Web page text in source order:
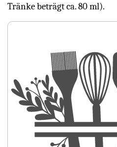
Tränke beträgt ca. 80 ml).